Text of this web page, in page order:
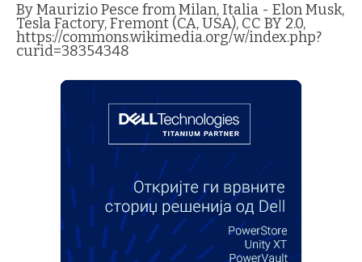
By Maurizio Pesce from Milan, Italia - Elon Musk,
Tesla Factory, Fremont (CA, USA), CC BY 2.0,
https://commons.wikimedia.org/w/index.php?
curid=38354348